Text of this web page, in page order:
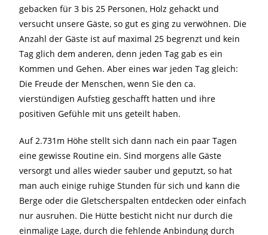
gebacken für 3 bis 25 Personen, Holz gehackt und
versucht unsere Gäste, so gut es ging zu verwöhnen. Die
Anzahl der Gäste ist auf maximal 25 begrenzt und kein
Tag glich dem anderen, denn jeden Tag gab es ein
Kommen und Gehen. Aber eines war jeden Tag gleich:
Die Freude der Menschen, wenn Sie den ca.
vierstündigen Aufstieg geschafft hatten und ihre
positiven Gefühle mit uns geteilt haben.
Auf 2.731m Höhe stellt sich dann nach ein paar Tagen
eine gewisse Routine ein. Sind morgens alle Gäste
versorgt und alles wieder sauber und geputzt, so hat
man auch einige ruhige Stunden für sich und kann die
Berge oder die Gletscherspalten entdecken oder einfach
nur ausruhen. Die Hütte besticht nicht nur durch die
einmalige Lage, durch die fehlende Anbindung durch